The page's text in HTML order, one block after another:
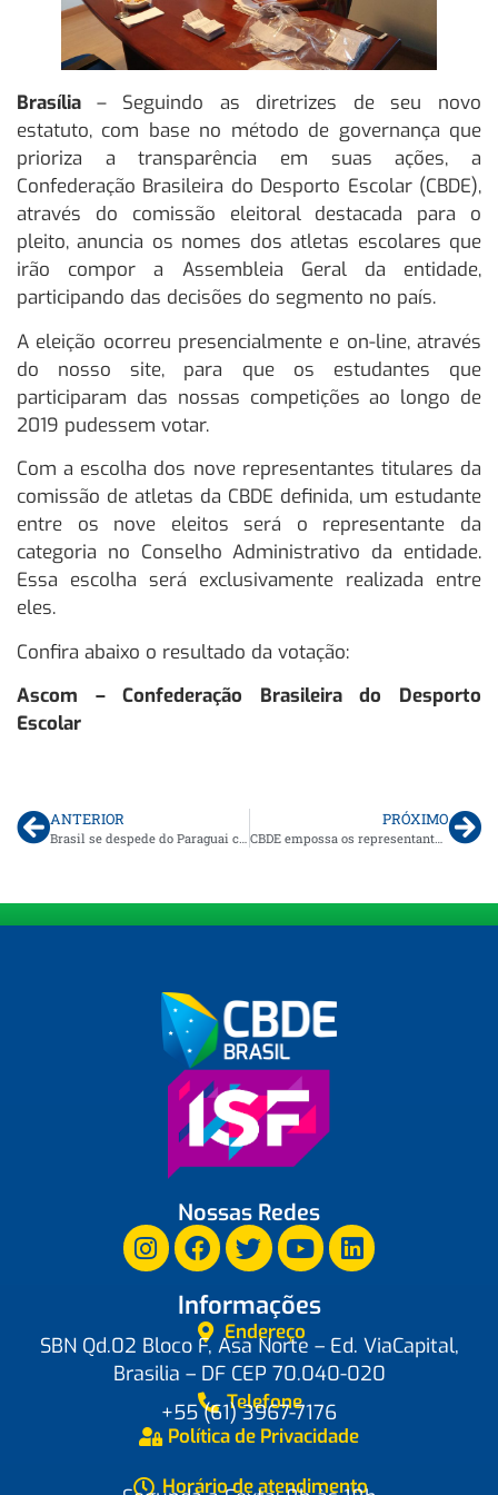
Brasília – Seguindo as diretrizes de seu novo
estatuto, com base no método de governança que
prioriza a transparência em suas ações, a
Confederação Brasileira do Desporto Escolar (CBDE),
através do comissão eleitoral destacada para o
pleito, anuncia os nomes dos atletas escolares que
irão compor a Assembleia Geral da entidade,
participando das decisões do segmento no país.
A eleição ocorreu presencialmente e on-line, através
do nosso site, para que os estudantes que
participaram das nossas competições ao longo de
2019 pudessem votar.
Com a escolha dos nove representantes titulares da
comissão de atletas da CBDE definida, um estudante
entre os nove eleitos será o representante da
categoria no Conselho Administrativo da entidade.
Essa escolha será exclusivamente realizada entre
eles.
Confira abaixo o resultado da votação:
Ascom – Confederação Brasileira do Desporto
Escolar
ANTERIOR
Brasil se despede do Paraguai como campeão geral dos Jogos Sul-Americanos
PRÓXIMO
CBDE empossa os representantes dos atletas que passam compor a Assembleia Geral da entidade
Nossas Redes
Informações
Endereço
SBN Qd.02 Bloco F, Asa Norte – Ed. ViaCapital,
Brasilia – DF CEP 70.040-020
Telefone
+55 (61) 3967-7176
Política de Privacidade
Horário de atendimento